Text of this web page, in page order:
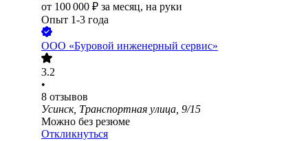
от 100 000 ₽ за месяц, на руки
Опыт 1-3 года
ООО «Буровой инженерный сервис»
3.2
•
8 отзывов
Усинск, Транспортная улица, 9/15
Можно без резюме
Откликнуться